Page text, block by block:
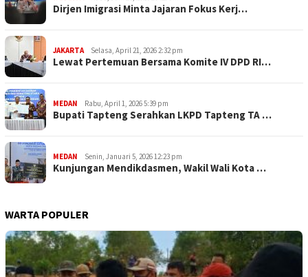
Dirjen Imigrasi Minta Jajaran Fokus Kerj…
JAKARTA Selasa, April 21, 2026 2:32 pm
Lewat Pertemuan Bersama Komite IV DPD RI…
MEDAN Rabu, April 1, 2026 5:39 pm
Bupati Tapteng Serahkan LKPD Tapteng TA …
MEDAN Senin, Januari 5, 2026 12:23 pm
Kunjungan Mendikdasmen, Wakil Wali Kota …
WARTA POPULER